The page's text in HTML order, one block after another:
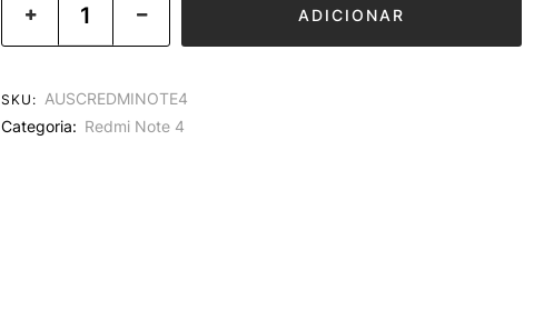
ADICIONAR
SKU: AUSCREDMINOTE4
Categoria: Redmi Note 4